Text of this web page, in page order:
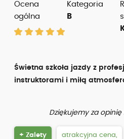
Ocena
ogólna
Kategoria
B
Świetna szkoła jazdy z
instruktorami i miłą
Dziękujemy za
+ Zalety atrakcyjna cena,